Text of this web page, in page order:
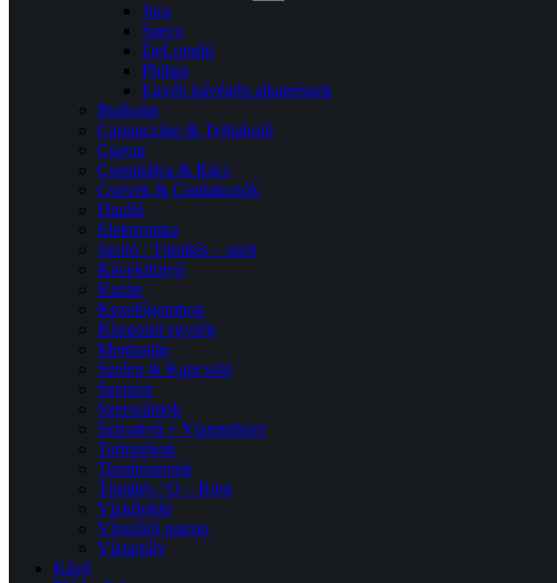
Jura
Saeco
DeLonghi
Philips
Egyéb kávégép alkatrészek
Burkolat
Cappuccino & Tejhaboló
Csavar
Csepptálca & Rács
Csövek & Csatlakozók
Daráló
Elektronika
Javító / Tömítés – szett
Kávékifolyó
Kazán
Kezelőgombok
Központi egység
Meghajtás
Szelep & Kapcsoló
Szenzor
Szerszámok
Szivattyú + Vízrendszer
Tartozékok
Tisztítószerek
Tömítés / O – Ring
Vízkőoldó
Vízszűrő patron
Víztartály
Kávé